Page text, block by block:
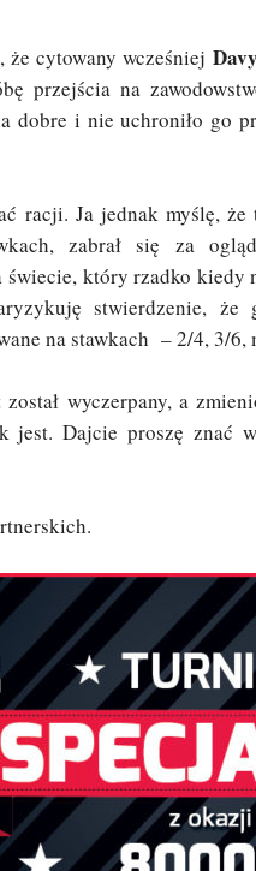
że cytowany wcześniej Davy
przejścia na
dobre i nie uchroniło go
racji. Ja jednak myślę, że
zabrał się za
świecie, który rzadko kiedy
stwierdzenie, że
na stawkach – 2/4, 3/6,
wyczerpany, a
jest. Dajcie proszę znać